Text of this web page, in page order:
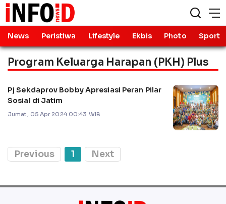
News Peristiwa Lifestyle Ekbis Photo Sport
Program Keluarga Harapan (PKH) Plus
Pj Sekdaprov Bobby Apresiasi Peran Pilar
Sosial di Jatim
Jumat, 05 Apr 2024 00:43 WIB
Previous 1 Next